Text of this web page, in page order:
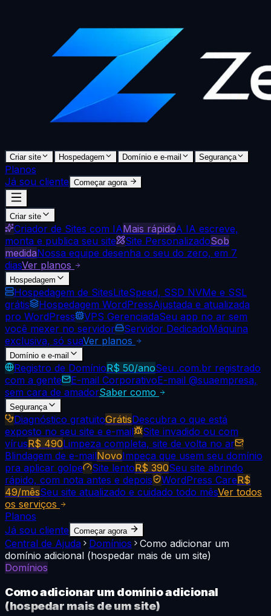
Criar site Hospedagem Domínio e e-mail Segurança
Planos
Já sou cliente Começar agora
Criar site
Criador de Sites com IAMais rápidoA IA escreve,
monta e publica seu site
Site PersonalizadoSob
medidaNossa equipe desenha o seu do zero, em 7
diasVer planos
Hospedagem
Hospedagem de SitesLiteSpeed, SSD NVMe e SSL
grátis
Hospedagem WordPressAjustada e atualizada
pro WordPress
VPS GerenciadaSeu app no ar sem
você mexer no servidor
Servidor DedicadoMáquina
exclusiva, só suaVer planos
Domínio e e-mail
Registro de DomínioR$ 50/anoSeu .com.br registrado
com a gente
E-mail CorporativoE-mail @suaempresa,
sem cara de amadorSaber como
Segurança
Diagnóstico gratuitoGrátisDescubra o que está
exposto no seu site e e-mail
Site invadido ou com
vírusR$ 490Limpeza completa, site de volta no ar
Blindagem de e-mailNovoImpeça que usem seu domínio
pra aplicar golpe
Site lentoR$ 390Seu site abrindo
rápido, com nota antes e depois
WordPress CareR$
49/mêsSeu site atualizado e cuidado todo mêsVer todos
os serviços
Planos
Já sou cliente Começar agora
Central de Ajuda Domínios
Como adicionar um
domínio adicional (hospedar mais de um site)
Domínios
Como adicionar um domínio adicional
(hospedar mais de um site)